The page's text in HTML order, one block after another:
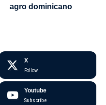
agro dominicano
X
Follow
Youtube
Subscribe